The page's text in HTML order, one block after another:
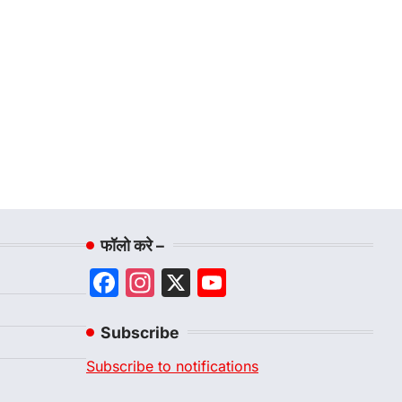
फॉलो करे –
Facebook
Instagram
X
Subscribe
Subscribe to notifications